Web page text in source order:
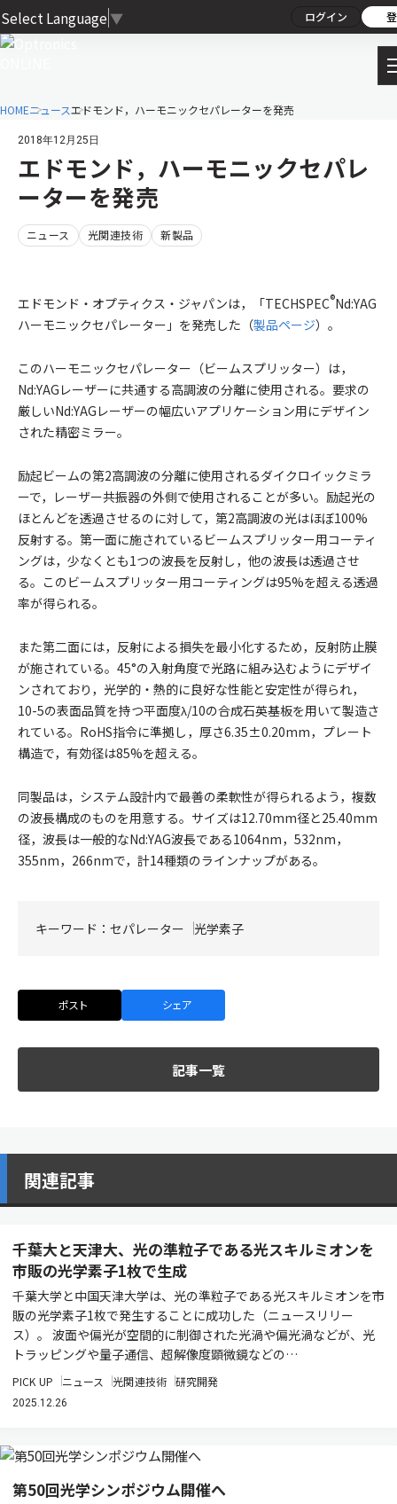
Select Language ▼ ログイン
HOMEニュースエドモンド，ハーモニックセパレーターを発売
2018年12月25日
エドモンド，ハーモニックセパレ
ーターを発売
ニュース 光関連技術 新製品
エドモンド・オプティクス・ジャパンは，「TECHSPEC®Nd:YAG
ハーモニックセパレーター」を発売した（製品ページ）。
このハーモニックセパレーター（ビームスプリッター）は，
Nd:YAGレーザーに共通する高調波の分離に使用される。要求の
厳しいNd:YAGレーザーの幅広いアプリケーション用にデザイン
された精密ミラー。
励起ビームの第2高調波の分離に使用されるダイクロイックミラ
ーで，レーザー共振器の外側で使用されることが多い。励起光の
ほとんどを透過させるのに対して，第2高調波の光はほぼ100%
反射する。第一面に施されているビームスプリッター用コーティ
ングは，少なくとも1つの波長を反射し，他の波長は透過させ
る。このビームスプリッター用コーティングは95%を超える透過
率が得られる。
また第二面には，反射による損失を最小化するため，反射防止膜
が施されている。45°の入射角度で光路に組み込むようにデザイ
ンされており，光学的・熱的に良好な性能と安定性が得られ，
10-5の表面品質を持つ平面度λ/10の合成石英基板を用いて製造さ
れている。RoHS指令に準拠し，厚さ6.35±0.20mm，プレート
構造で，有効径は85%を超える。
同製品は，システム設計内で最善の柔軟性が得られるよう，複数
の波長構成のものを用意する。サイズは12.70mm径と25.40mm
径，波長は一般的なNd:YAG波長である1064nm，532nm，
355nm，266nmで，計14種類のラインナップがある。
キーワード： セパレーター 光学素子
ポスト シェア
記事一覧
関連記事
千葉大と天津大、光の準粒子である光スキルミオンを
市販の光学素子1枚で生成
千葉大学と中国天津大学は、光の準粒子である光スキルミオンを市
販の光学素子1枚で発生することに成功した（ニュースリリー
ス）。 波面や偏光が空間的に制御された光渦や偏光渦などが、光
トラッピングや量子通信、超解像度顕微鏡などの…
PICK UP ニュース 光関連技術 研究開発
2025.12.26
第50回光学シンポジウム開催へ